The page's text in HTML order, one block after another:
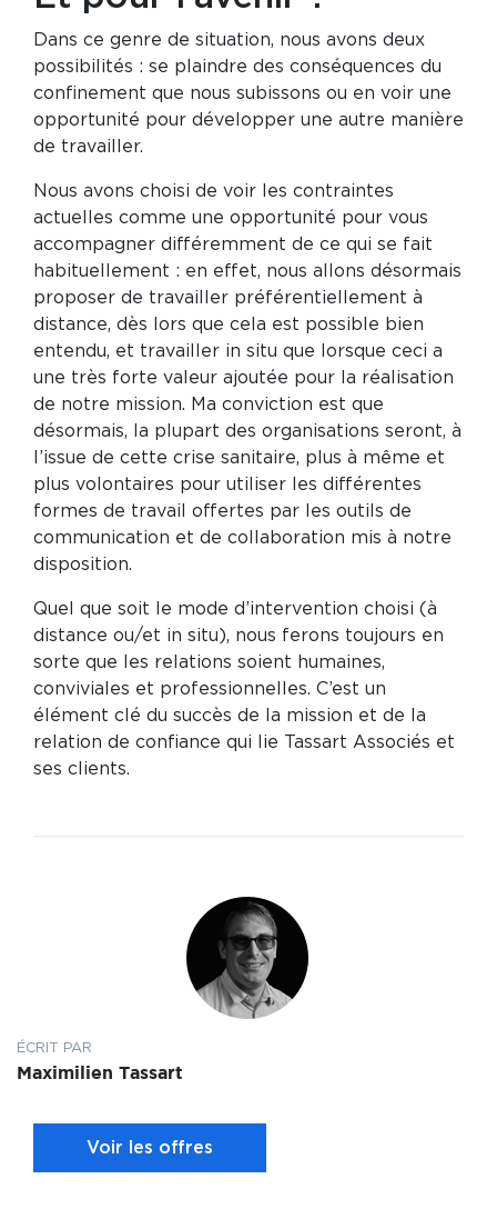
Dans ce genre de situation, nous avons deux
possibilités : se plaindre des conséquences du
confinement que nous subissons ou en voir une
opportunité pour développer une autre manière
de travailler.
Nous avons choisi de voir les contraintes
actuelles comme une opportunité pour vous
accompagner différemment de ce qui se fait
habituellement : en effet, nous allons désormais
proposer de travailler préférentiellement à
distance, dès lors que cela est possible bien
entendu, et travailler in situ que lorsque ceci a
une très forte valeur ajoutée pour la réalisation
de notre mission. Ma conviction est que
désormais, la plupart des organisations seront, à
l’issue de cette crise sanitaire, plus à même et
plus volontaires pour utiliser les différentes
formes de travail offertes par les outils de
communication et de collaboration mis à notre
disposition.
Quel que soit le mode d’intervention choisi (à
distance ou/et in situ), nous ferons toujours en
sorte que les relations soient humaines,
conviviales et professionnelles. C’est un
élément clé du succès de la mission et de la
relation de confiance qui lie Tassart Associés et
ses clients.
ÉCRIT PAR
Maximilien Tassart
Voir les offres